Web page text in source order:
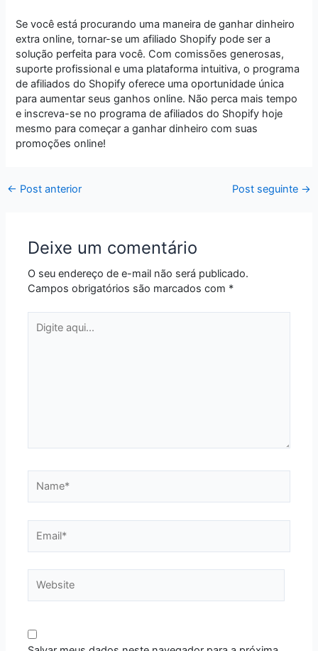
Se você está procurando uma maneira de ganhar dinheiro
extra online, tornar-se um afiliado Shopify pode ser a
solução perfeita para você. Com comissões generosas,
suporte profissional e uma plataforma intuitiva, o programa
de afiliados do Shopify oferece uma oportunidade única
para aumentar seus ganhos online. Não perca mais tempo
e inscreva-se no programa de afiliados do Shopify hoje
mesmo para começar a ganhar dinheiro com suas
promoções online!
← Post anterior Post seguinte →
Deixe um comentário
O seu endereço de e-mail não será publicado.
Campos obrigatórios são marcados com *
aqui...